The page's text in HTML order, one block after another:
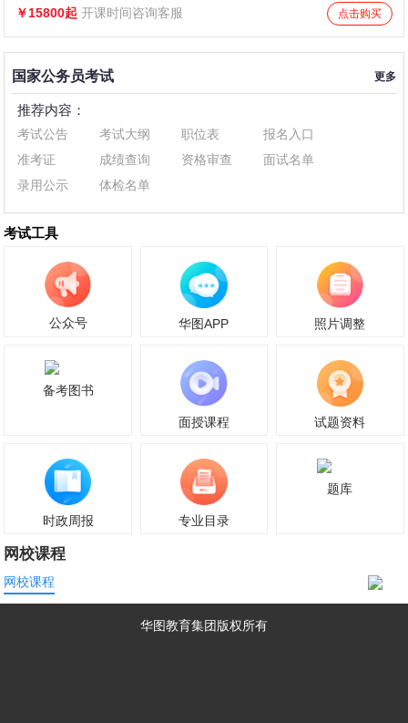
￥15800起 开课时间咨询客服 点击购买
国家公务员考试 更多
推荐内容：
考试公告 考试大纲 职位表
报名入口
准考证
成绩查询 资格审查
面试名单
录用公示
体检名单
考试工具
公众号 华图APP 照片调整
备考图书
面授课程 试题资料
时政周报 专业目录
题库
网校课程
网校课程